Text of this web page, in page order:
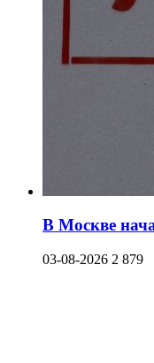
В Москве
03-08-2026 2 879